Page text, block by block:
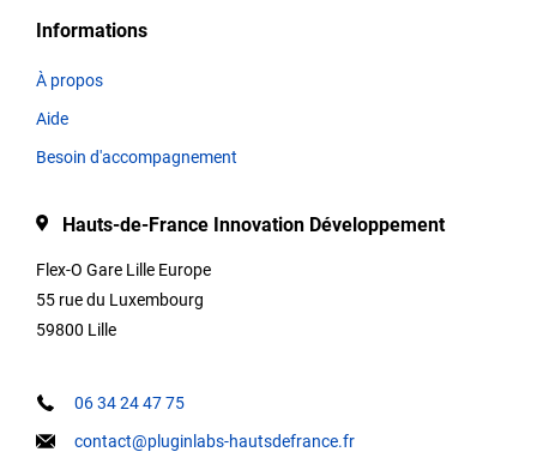
Thématiques
Titre
Type
Informations
À propos
Aide
Besoin d'accompagnement
Hauts-de-France Innovation Développement
Flex-O Gare Lille Europe
55 rue du Luxembourg
59800 Lille
06 34 24 47 75
contact@pluginlabs-hautsdefrance.fr